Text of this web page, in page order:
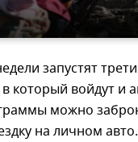
запустят
который войдут и
можно
на личном авто.